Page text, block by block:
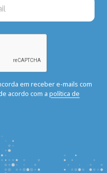
em receber e-mails com
acordo com a política de